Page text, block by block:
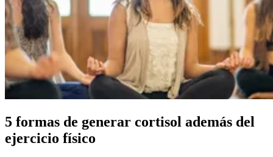
5 formas de generar cortisol además del
ejercicio físico